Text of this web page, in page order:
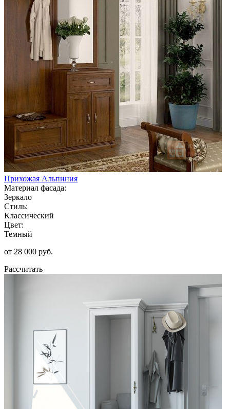
Прихожая Альпиния
Материал фасада:
Зеркало
Стиль:
Классический
Цвет:
Темный
от 28 000 руб.
Рассчитать